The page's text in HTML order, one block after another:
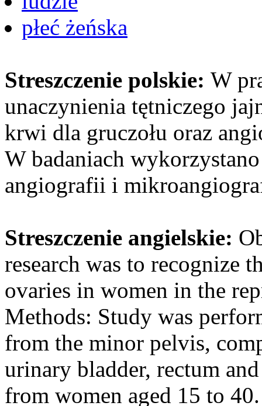
płeć żeńska
Streszczenie polskie: W
unaczynienia tętniczego
krwi dla gruczołu oraz
W badaniach
angiografii i
Streszczenie angielskie:
research was to recognize
ovaries in women in the
Methods: Study was
from the minor pelvis,
urinary bladder, rectum
from women aged 15 to